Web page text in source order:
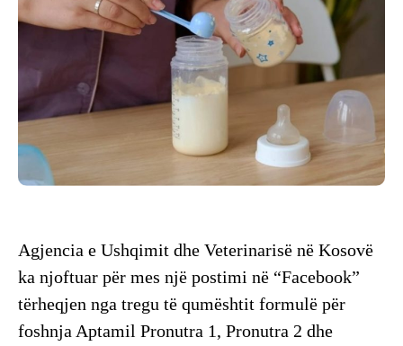
Agjencia e Ushqimit dhe Veterinarisë në Kosovë
ka njoftuar për mes një postimi në “Facebook”
tërheqjen nga tregu të qumështit formulë për
foshnja Aptamil Pronutra 1, Pronutra 2 dhe